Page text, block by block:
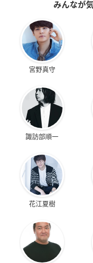
みんなが
宮野真守
諏訪部順一
花江夏樹